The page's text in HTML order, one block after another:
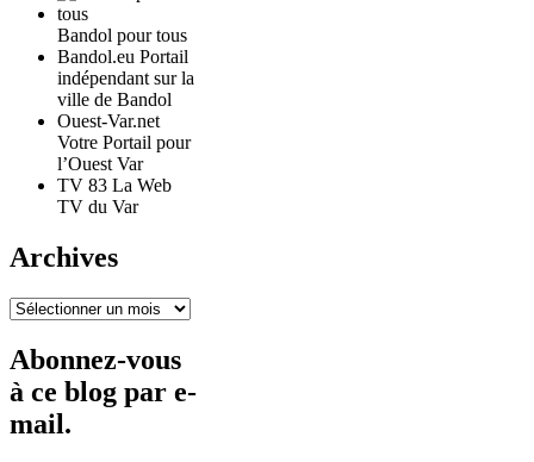
Bandol pour tous
Bandol.eu Portail
indépendant sur la
ville de Bandol
Ouest-Var.net
Votre Portail pour
l’Ouest Var
TV 83 La Web
TV du Var
Archives
Archives
Abonnez-vous
à ce blog par e-
mail.